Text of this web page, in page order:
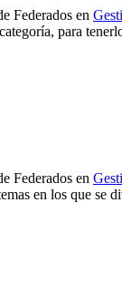
Federados en
para
Federados en
en los que se